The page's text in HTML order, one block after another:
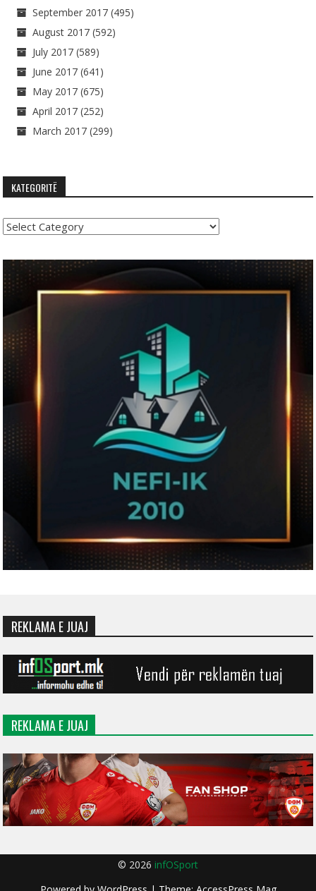
September 2017 (495)
August 2017 (592)
July 2017 (589)
June 2017 (641)
May 2017 (675)
April 2017 (252)
March 2017 (299)
KATEGORITË
Kategoritë
REKLAMA E JUAJ
REKLAMA E JUAJ
© 2026 infOSport